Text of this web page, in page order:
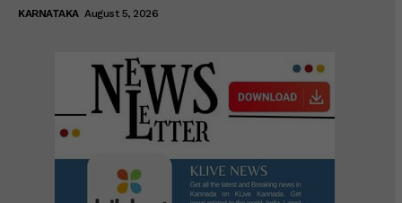
KARNATAKA August 5, 2026